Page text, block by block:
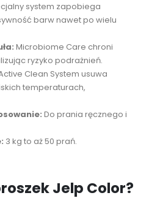
system zapobiega
barw nawet po wielu
Microbiome Care chroni
ryzyko podrażnień.
Clean System usuwa
temperaturach,
Do prania ręcznego i
3 kg to aż 50 prań.
Jelp Color?